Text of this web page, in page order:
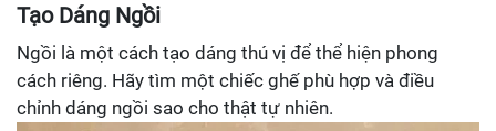
Tạo Dáng Ngồi
Ngồi là một cách tạo dáng thú vị để thể hiện phong
cách riêng. Hãy tìm một chiếc ghế phù hợp và điều
chỉnh dáng ngồi sao cho thật tự nhiên.